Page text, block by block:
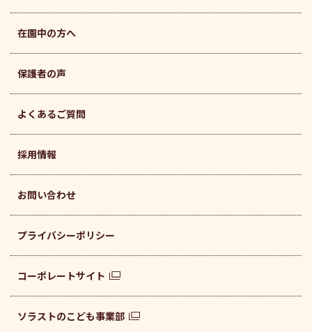
在園中の方へ
保護者の声
よくあるご質問
採用情報
お問い合わせ
プライバシーポリシー
コーポレートサイト
ソラストのこども事業部